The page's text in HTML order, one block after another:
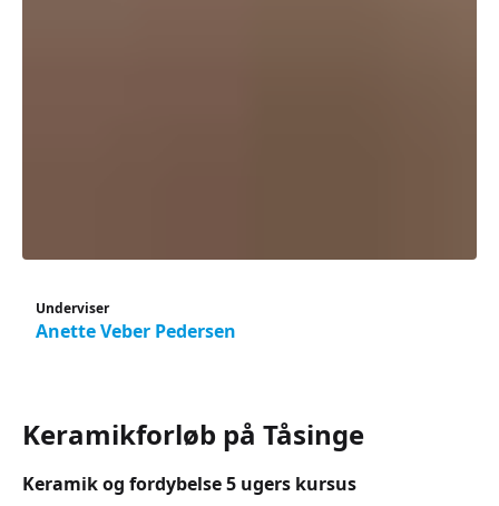
Underviser
Anette Veber Pedersen
Keramikforløb på Tåsinge
Keramik og fordybelse 5 ugers kursus